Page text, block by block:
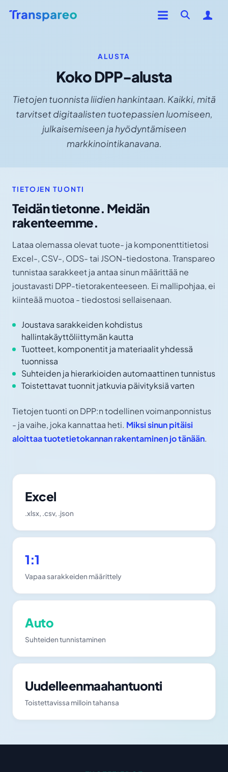
ALUSTA
Koko DPP-alusta
Tietojen tuonnista liidien hankintaan. Kaikki, mitä
tarvitset digitaalisten tuotepassien luomiseen,
julkaisemiseen ja hyödyntämiseen
markkinointikanavana.
TIETOJEN TUONTI
Teidän tietonne. Meidän
rakenteemme.
Lataa olemassa olevat tuote- ja komponenttitietosi
Excel-, CSV-, ODS- tai JSON-tiedostona. Transpareo
tunnistaa sarakkeet ja antaa sinun määrittää ne
joustavasti DPP-tietorakenteeseen. Ei mallipohjaa, ei
kiinteää muotoa - tiedostosi sellaisenaan.
Joustava sarakkeiden kohdistus
hallintakäyttöliittymän kautta
Tuotteet, komponentit ja materiaalit yhdessä
tuonnissa
Suhteiden ja hierarkioiden automaattinen tunnistus
Toistettavat tuonnit jatkuvia päivityksiä varten
Tietojen tuonti on DPP:n todellinen voimanponnistus
- ja vaihe, joka kannattaa heti. Miksi sinun pitäisi
aloittaa tuotetietokannan rakentaminen jo tänään.
Excel
.xlsx, .csv, .json
1:1
Vapaa sarakkeiden määrittely
Auto
Suhteiden tunnistaminen
Uudelleenmaahantuonti
Toistettavissa milloin tahansa